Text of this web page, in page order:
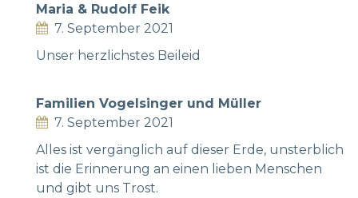
Maria & Rudolf Feik
7. September 2021
Unser herzlichstes Beileid
Familien Vogelsinger und Müller
7. September 2021
Alles ist vergänglich auf dieser Erde, unsterblich
ist die Erinnerung an einen lieben Menschen
und gibt uns Trost.